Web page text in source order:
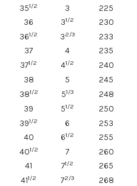
351/2 3 225
36 31/2 230
361/2 32/3 233
37 4 235
371/2 41/2 240
38 5 245
381/2 51/3 248
39 51/2 250
391/2 6 253
40
61/2 255
401/2 7 260
41
71/2 265
411/2 72/3 268